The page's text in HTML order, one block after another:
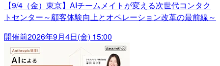
【9/4（金）東京】AIチームメイトが変える次世代コンタク
トセンター～顧客体験向上とオペレーション改革の最前線～
開催前2026年9月4日(金) 15:00